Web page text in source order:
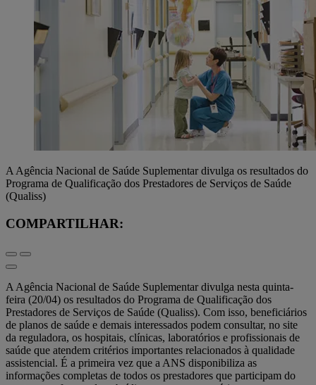
A Agência Nacional de Saúde Suplementar divulga os resultados do
Programa de Qualificação dos Prestadores de Serviços de Saúde
(Qualiss)
COMPARTILHAR:
A Agência Nacional de Saúde Suplementar divulga nesta quinta-
feira (20/04) os resultados do Programa de Qualificação dos
Prestadores de Serviços de Saúde (Qualiss). Com isso, beneficiários
de planos de saúde e demais interessados podem consultar, no site
da reguladora, os hospitais, clínicas, laboratórios e profissionais de
saúde que atendem critérios importantes relacionados à qualidade
assistencial. É a primeira vez que a ANS disponibiliza as
informações completas de todos os prestadores que participam do